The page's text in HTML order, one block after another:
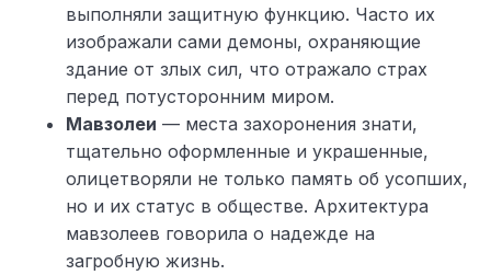
выполняли защитную функцию. Часто их
изображали сами демоны, охраняющие
здание от злых сил, что отражало страх
перед потусторонним миром.
Мавзолеи — места захоронения знати,
тщательно оформленные и украшенные,
олицетворяли не только память об усопших,
но и их статус в обществе. Архитектура
мавзолеев говорила о надежде на
загробную жизнь.